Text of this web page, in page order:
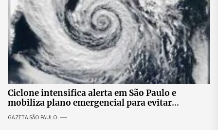
Ciclone intensifica alerta em São Paulo e
mobiliza plano emergencial para evitar
impactos no fornecimento de energia
GAZETA SÃO PAULO